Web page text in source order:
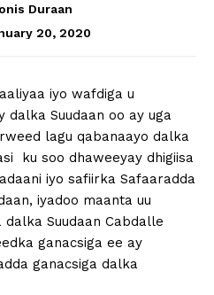
Duraan
20, 2020
iyo wafdiga u
dalka Suudaan oo ay uga
lagu qabanaayo dalka
ku soo dhaweeyay dhigiisa
iyo safiirka Safaaradda
iyadoo maanta uu
dalka Suudaan Cabdalle
ganacsiga ee ay
ganacsiga dalka